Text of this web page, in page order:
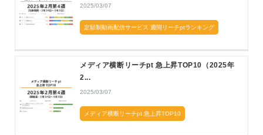
2025/03/07
定額制動画配信サービス 週間リーチptランキング
メディア横断リーチpt 急上昇TOP10（2025年
2...
2025/03/07
メディア横断リーチpt 急上昇TOP10